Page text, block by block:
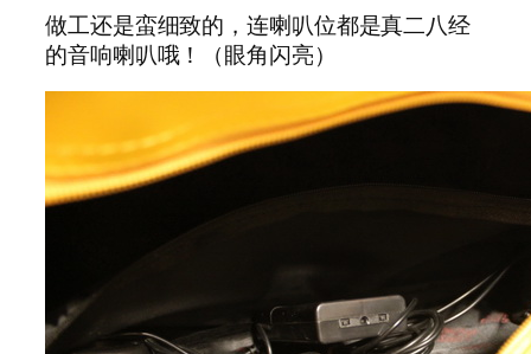
做工还是蛮细致的，连喇叭位都是真二八经
的音响喇叭哦！（眼角闪亮）